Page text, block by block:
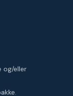
og/eller